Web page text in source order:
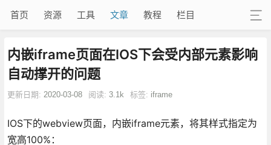
首页 资源 工具 文章 教程 栏目
内嵌iframe页面在IOS下会受内部元素影响
自动撑开的问题
更新日期: 2020-03-08 阅读: 3.1k 标签: iframe
IOS下的webview页面，内嵌iframe元素，将其样式指定为
宽高100%：